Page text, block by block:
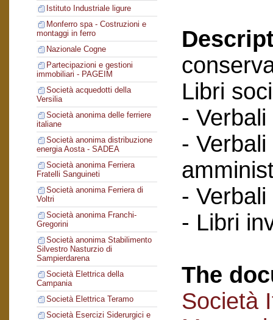
Istituto Industriale ligure
Monferro spa - Costruzioni e
montaggi in ferro
Nazionale Cogne
Partecipazioni e gestioni
immobiliari - PAGEIM
Società acquedotti della
Versilia
Società anonima delle ferriere
italiane
Società anonima distribuzione
energia Aosta - SADEA
Società anonima Ferriera
Fratelli Sanguineti
Società anonima Ferriera di
Voltri
Società anonima Franchi-
Gregorini
Società anonima Stabilimento
Silvestro Nasturzio di
Sampierdarena
Società Elettrica della
Campania
Società Elettrica Teramo
Società Esercizi Siderurgici e
Libri
-
-
-
- Libri
The
Società